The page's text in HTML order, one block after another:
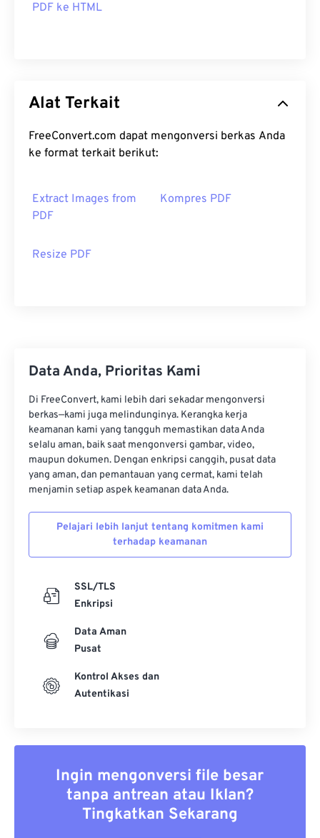
PDF ke HTML
Alat Terkait
FreeConvert.com dapat mengonversi berkas Anda
ke format terkait berikut:
Extract Images from
PDF
Kompres PDF
Resize PDF
Data Anda, Prioritas Kami
Di FreeConvert, kami lebih dari sekadar mengonversi
berkas—kami juga melindunginya. Kerangka kerja
keamanan kami yang tangguh memastikan data Anda
selalu aman, baik saat mengonversi gambar, video,
maupun dokumen. Dengan enkripsi canggih, pusat data
yang aman, dan pemantauan yang cermat, kami telah
menjamin setiap aspek keamanan data Anda.
Pelajari lebih lanjut tentang komitmen kami
terhadap keamanan
SSL/TLS
Enkripsi
Data Aman
Pusat
Kontrol Akses dan
Autentikasi
Ingin mengonversi file besar
tanpa antrean atau Iklan?
Tingkatkan Sekarang